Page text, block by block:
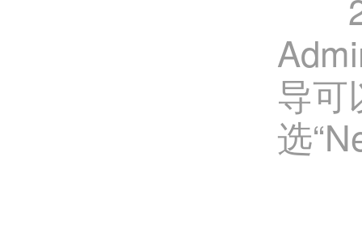
导可
选